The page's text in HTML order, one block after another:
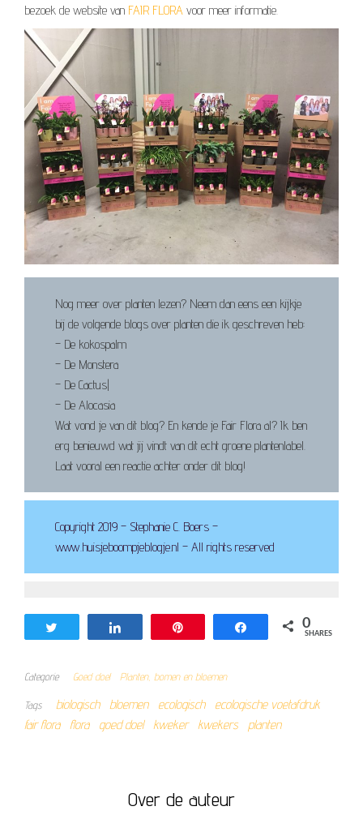
bezoek de website van FAIR FLORA voor meer informatie.
Nog meer over planten lezen? Neem dan eens een kijkje
bij de volgende blogs over planten die ik geschreven heb:
– De kokospalm
– De Monstera
– De Cactus
– De Alocasia
Wat vond je van dit blog? En kende je Fair Flora al? Ik ben
erg benieuwd wat jij vindt van dit echt groene plantenlabel.
Laat vooral een reactie achter onder dit blog!
Copyright 2019 – Stephanie C. Boers –
www.huisjeboompjeblogje.nl – All rights reserved
Share 0
SHARES
Categorie Goed doel Planten, bomen en bloemen
Tags biologisch bloemen ecologisch
ecologische voetafdruk
fair flora
flora goed doel kweker kwekers planten
Over de auteur